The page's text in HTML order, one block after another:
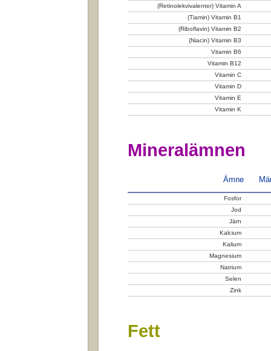
(Retinolekvivalenter) Vitamin A
(Tiamin) Vitamin B1
(Riboflavin) Vitamin B2
(Niacin) Vitamin B3
Vitamin B6
Vitamin B12
Vitamin C
Vitamin D
Vitamin E
Vitamin K
Mineralämnen
Ämne
Fosfor
Jod
Järn
Kalcium
Kalium
Magnesium
Natrium
Selen
Zink
Fett